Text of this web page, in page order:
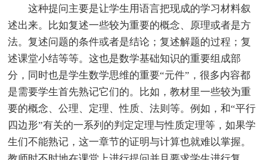
这种提问主要是让学生用语言把现成的学习材料叙
述出来。比如复述一些较为重要的概念、原理或者是方
法。复述问题的条件或者是结论；复述解题的过程；复
述课堂小结等等。这也是数学基础知识的重要组成部
分，同时也是学生数学思维的重要“元件”，很多内容都
是需要学生首先熟记它们的。比如，教材里一些较为重
要的概念、公理、定理、性质、法则等。例如，和“平行
四边形”有关的一系列的判定定理与性质定理等，如果学
生们不能熟记，这一章节的证明与计算也就难以掌握。